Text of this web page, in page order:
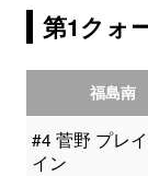
第1クォ
福島南
#4 菅野 プレ
イン